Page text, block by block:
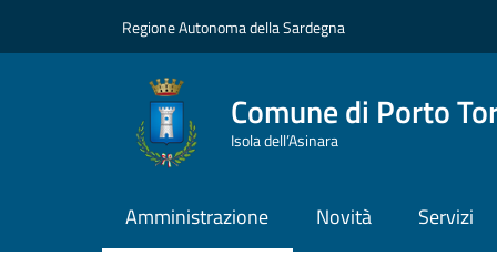
Regione Autonoma della Sardegna
Comune di Porto
Isola dell’Asinara
Amministrazione Novità Servizi